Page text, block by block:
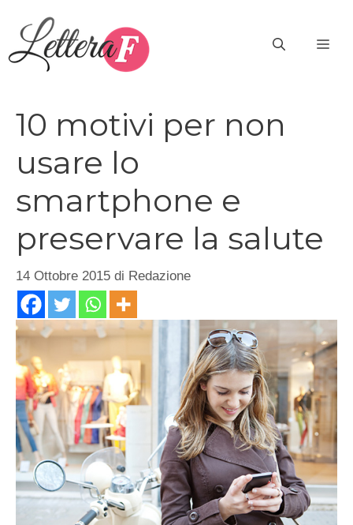
contenuto
10 motivi per non
usare lo
smartphone e
preservare la salute
14 Ottobre 2015 di Redazione